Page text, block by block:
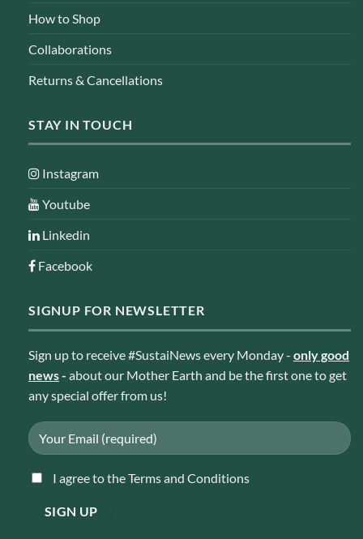
How to Shop
Collaborations
Returns & Cancellations
STAY IN TOUCH
Instagram
Youtube
Linkedin
Facebook
SIGNUP FOR NEWSLETTER
Sign up to receive #SustaiNews every Monday - only good
news- about our Mother Earth and be the first one to get
any special offer from us!
I agree to the Terms and Conditions